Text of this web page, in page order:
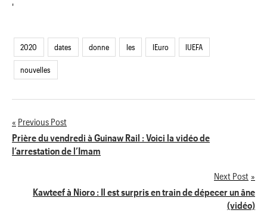
'
2020 dates donne les lEuro lUEFA
nouvelles
Navigation
de
Previous Post
Prière du vendredi à Guinaw Rail : Voici la vidéo de
l’arrestation de l’Imam
Next Post
Kawteef à Nioro : Il est surpris en train de dépecer un âne
(vidéo)